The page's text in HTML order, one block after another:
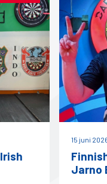
15 juni
Jarno